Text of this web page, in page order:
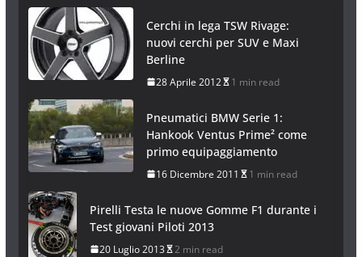
Cerchi in lega TSW Rivage:
nuovi cerchi per SUV e Maxi
Berline
28 Aprile 2012 1 min read
Pneumatici BMW Serie 1:
Hankook Ventus Prime² come
primo equipaggiamento
16 Dicembre 2011 1 min read
Pirelli Testa le nuove Gomme F1 durante i
Test giovani Piloti 2013
20 Luglio 2013 2 min read